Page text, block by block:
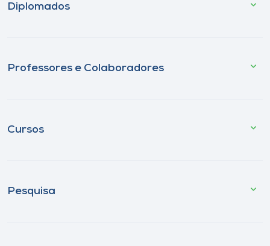
Diplomados
Professores e Colaboradores
Cursos
Pesquisa